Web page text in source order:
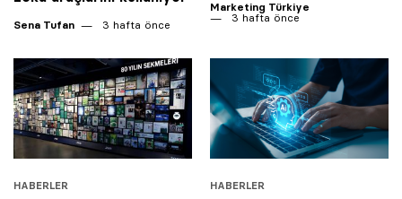
Sena Tufan 3 hafta önce
Marketing Türkiye
3 hafta önce
HABERLER HABERLER